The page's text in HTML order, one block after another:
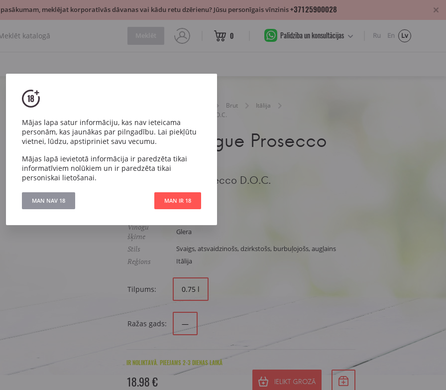
0 Palīdzība un konsultācijas Ru En Lv
Brut
Itālija
Kylie Minogue Prosecco D.O.C.
Kylie Minogue Prosecco
D.O.C.
Kylie Minogue Prosecco D.O.C.
5799
Vīnogu
šķirne
Glera
Stils Svaigs, atsvaidzinošs, dzirkstošs, burbuļojošs, augļains
Reģions Itālija
Tilpums: 0.75 l
Ražas gads: —
IR NOLIKTAVĀ. PIEEJAMS 2-3 DIENAS LAIKĀ
18.98 € IELIKT GROZĀ
Mājas lapa satur informāciju, kas nav ieteicama
personām, kas jaunākas par pilngadību. Lai piekļūtu
vietnei, lūdzu, apstipriniet savu vecumu.
Mājas lapā ievietotā informācija ir paredzēta tikai
informatīviem nolūkiem un ir paredzēta tikai
personiskai lietošanai.
MAN NAV 18 MAN IR 18
meklējat korporatīvās dāvanas vai kādu retu dzērienu? Jūsu personīgais vīnzinis+37125900028